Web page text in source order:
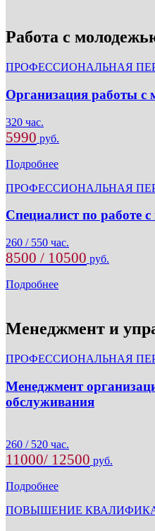
Работа с
ПРОФЕССИОНАЛЬНАЯ
Организация работы с
320 час.
5990 руб.
Подробнее
ПРОФЕССИОНАЛЬНАЯ
Специалист по работе
260 / 550 час.
8500 / 10500 руб.
Подробнее
Менеджмент и
ПРОФЕССИОНАЛЬНАЯ
Менеджмент
обслуживания
260 / 520 час.
11000/ 12500 руб.
Подробнее
ПОВЫШЕНИЕ